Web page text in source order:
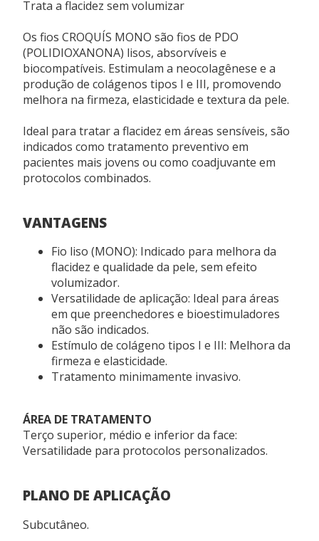
firmeza e elasticidade.
Tratamento minimamente invasivo.
ÁREA DE TRATAMENTO
Terço superior, médio e inferior da face: Versatilidade
para protocolos personalizados.
PLANO DE APLICAÇÃO
Subcutâneo.
APRESENTAÇÃO
Caixa com 60 unidades – 6 blisters com 10 fios.
USO PROFISSIONAL
Este produto deve ser administrado por profissionais
de saúde habilitados.
REGISTRO ANVISA
80117580983
Trata a flacidez sem volumizar
Os fios CROQUÍS MONO são fios de PDO
(POLIDIOXANONA) lisos, absorvíveis e
biocompatíveis. Estimulam a neocolagênese e a
produção de colágenos tipos I e III, promovendo
melhora na firmeza, elasticidade e textura da pele.
Ideal para tratar a flacidez em áreas sensíveis, são
indicados como tratamento preventivo em
pacientes mais jovens ou como coadjuvante em
protocolos combinados.
VANTAGENS
Fio liso (MONO): Indicado para melhora da
flacidez e qualidade da pele, sem efeito
volumizador.
Versatilidade de aplicação: Ideal para áreas
em que preenchedores e bioestimuladores
não são indicados.
Estímulo de colágeno tipos I e III: Melhora da
firmeza e elasticidade.
Tratamento minimamente invasivo.
ÁREA DE TRATAMENTO
Terço superior, médio e inferior da face:
Versatilidade para protocolos personalizados.
PLANO DE APLICAÇÃO
Subcutâneo.